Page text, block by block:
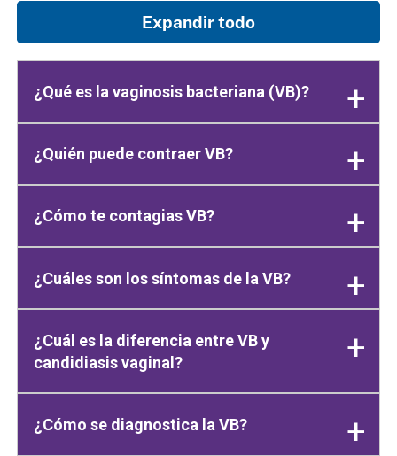
Expandir todo
¿Qué es la vaginosis bacteriana (VB)?
¿Quién puede contraer VB?
¿Cómo te contagias VB?
¿Cuáles son los síntomas de la VB?
¿Cuál es la diferencia entre VB y
candidiasis vaginal?
¿Cómo se diagnostica la VB?